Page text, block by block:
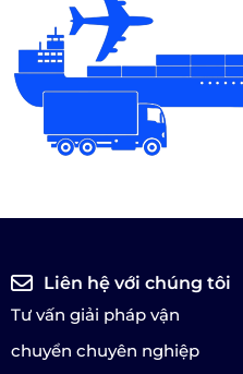
Liên hệ với chúng tôi
Tư vấn giải pháp vận
chuyển chuyên nghiệp